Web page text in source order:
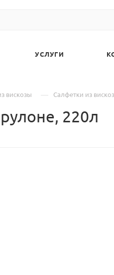
УСЛУГИ
вискозы — Салфетки из
220л